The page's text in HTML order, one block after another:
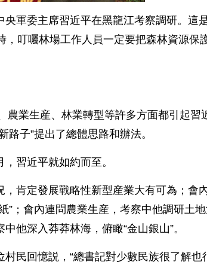
軍委主席習近平在黑龍江考察調研。這
，叮囑林場工作人員一定要把森林資源保
業生産、林業轉型等許多方面都引起習
子”提出了總體思路和辦法。
習近平就如約而至。
肯定發展戰略性新型産業大有可為；會
”；會內連問農業生産，考察中他調研土
他深入莽莽林海，俯瞰“金山銀山”。
民回憶説，“總書記對少數民族很了解也